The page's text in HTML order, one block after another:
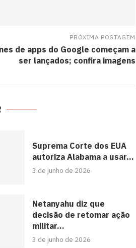
PRÓXIMA POSTAGEM
de apps do Google começam a
ser lançados; confira imagens
Suprema Corte dos EUA
autoriza Alabama a usar...
3 de junho de 2026
Netanyahu diz que
decisão de retomar ação
militar...
3 de junho de 2026